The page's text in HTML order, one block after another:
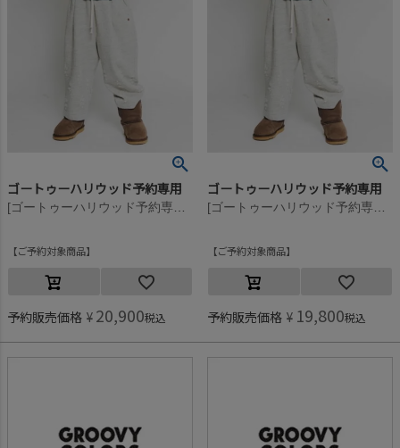
ゴートゥーハリウッド予約専用
ご予約対象商品
予約販売価格 ¥ 20,900税込
ゴートゥーハリウッド予約専用
ご予約対象商品
予約販売価格 ¥ 19,800税込